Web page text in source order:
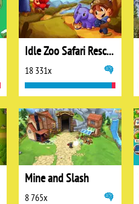
Idle Zoo Safari Rescue
18 331x
Mine and Slash
8 765x